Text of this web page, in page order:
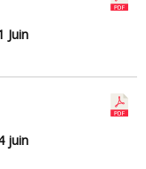
Juin
juin